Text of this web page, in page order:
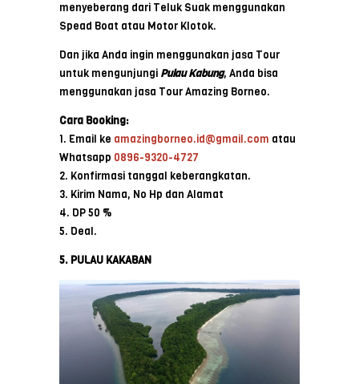
menyeberang dari Teluk Suak menggunakan
Spead Boat atau Motor Klotok.
Dan jika Anda ingin menggunakan jasa Tour
untuk mengunjungi Pulau Kabung, Anda bisa
menggunakan jasa Tour Amazing Borneo.
Cara Booking:
1. Email ke amazingborneo.id@gmail.com atau
Whatsapp 0896-9320-4727
2. Konfirmasi tanggal keberangkatan.
3. Kirim Nama, No Hp dan Alamat
4. DP 50 %
5. Deal.
5. PULAU KAKABAN